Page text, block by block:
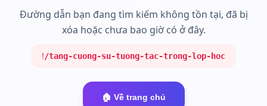
Đường dẫn bạn đang tìm kiếm không tồn tại, đã bị
xóa hoặc chưa bao giờ có ở đây.
!/tang-cuong-su-tuong-tac-trong-lop-hoc
🏠 Về trang chủ